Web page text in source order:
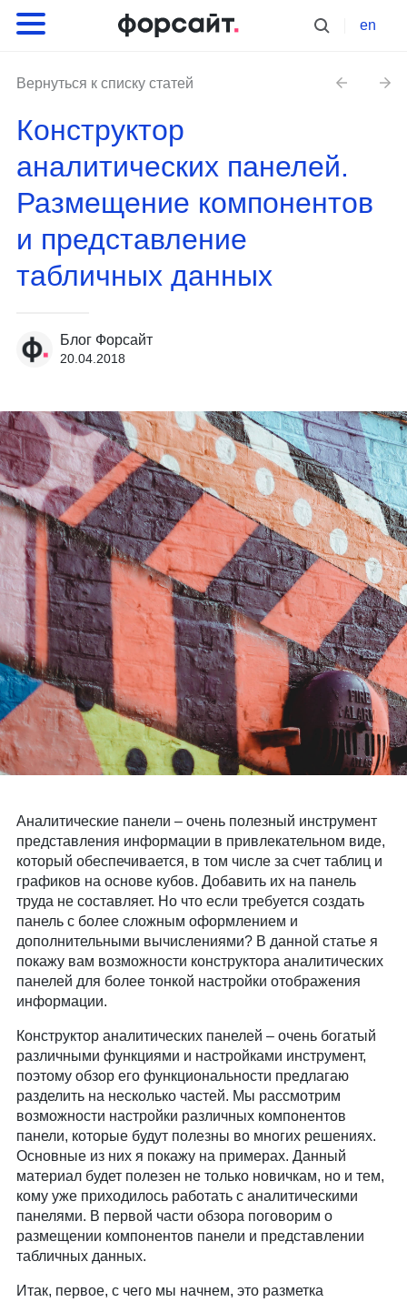
en
Вернуться к списку статей
Конструктор
аналитических панелей.
Размещение компонентов
и представление
табличных данных
Блог Форсайт
20.04.2018
Аналитические панели – очень полезный инструмент
представления информации в привлекательном виде,
который обеспечивается, в том числе за счет таблиц и
графиков на основе кубов. Добавить их на панель
труда не составляет. Но что если требуется создать
панель с более сложным оформлением и
дополнительными вычислениями? В данной статье я
покажу вам возможности конструктора аналитических
панелей для более тонкой настройки отображения
информации.
Конструктор аналитических панелей – очень богатый
различными функциями и настройками инструмент,
поэтому обзор его функциональности предлагаю
разделить на несколько частей. Мы рассмотрим
возможности настройки различных компонентов
панели, которые будут полезны во многих решениях.
Основные из них я покажу на примерах. Данный
материал будет полезен не только новичкам, но и тем,
кому уже приходилось работать с аналитическими
панелями. В первой части обзора поговорим о
размещении компонентов панели и представлении
табличных данных.
Итак, первое, с чего мы начнем, это разметка